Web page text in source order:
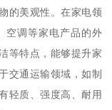
的美观性。在家电领
空调等家电产品的外
等特点，能够提升家
交通运输领域，如制
轻质、强度高、耐用